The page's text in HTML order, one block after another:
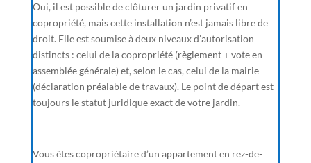
Oui, il est possible de clôturer un jardin privatif en
copropriété, mais cette installation n’est jamais libre de
droit. Elle est soumise à deux niveaux d’autorisation
distincts : celui de la copropriété (règlement + vote en
assemblée générale) et, selon le cas, celui de la mairie
(déclaration préalable de travaux). Le point de départ est
toujours le statut juridique exact de votre jardin.
Vous êtes copropriétaire d’un appartement en rez-de-